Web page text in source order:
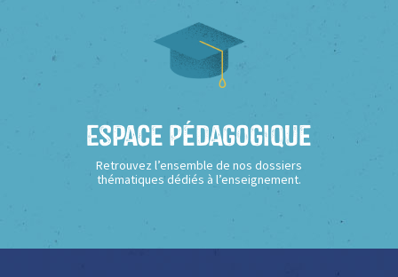
Espace Pédagogique
Retrouvez l’ensemble de nos dossiers
thématiques dédiés à l’enseignement.